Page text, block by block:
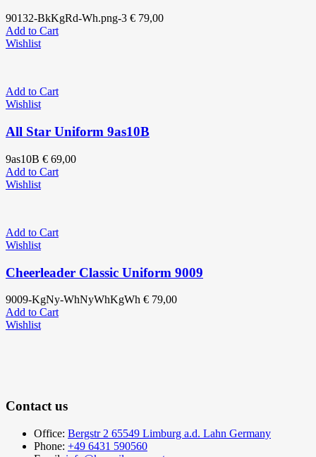
90132-BkKgRd-Wh.png-3 € 79,00
Add to Cart
Wishlist
Add to Cart
Wishlist
All Star Uniform 9as10B
9as10B € 69,00
Add to Cart
Wishlist
Add to Cart
Wishlist
Cheerleader Classic Uniform 9009
9009-KgNy-WhNyWhKgWh € 79,00
Add to Cart
Wishlist
Contact us
Office: Bergstr 2 65549 Limburg a.d. Lahn Germany
Phone: +49 6431 590560